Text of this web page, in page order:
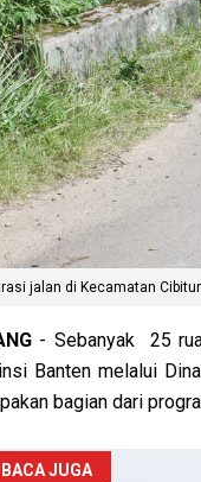
jalan di Kecamatan
- Sebanyak 25
Banten melalui
bagian dari
BACA JUGA